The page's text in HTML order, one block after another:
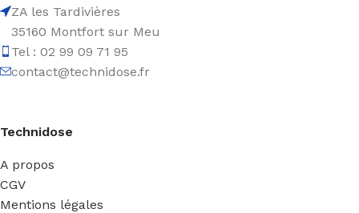
ZA les Tardivières
35160 Montfort sur Meu
Tel : 02 99 09 71 95
contact@technidose.fr
Technidose
A propos
CGV
Mentions légales